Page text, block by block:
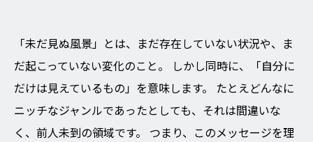
「未だ見ぬ風景」とは、まだ存在していない状況や、ま
だ起こっていない変化のこと。
しかし同時に、「自分に
だけは見えているもの」を意味します。
たとえどんなに
ニッチなジャンルであったとしても、それは間違いな
く、前人未到の領域です。
つまり、このメッセージを理